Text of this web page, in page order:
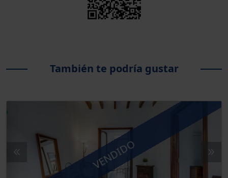
También te podría gustar
VENDIDO